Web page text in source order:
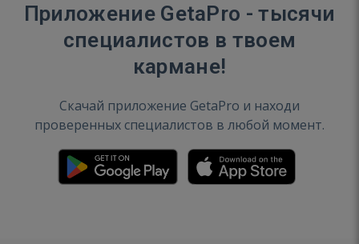
Приложение GetaPro - тысячи
специалистов в твоем
кармане!
Скачай приложение GetaPro и находи
проверенных специалистов в любой момент.